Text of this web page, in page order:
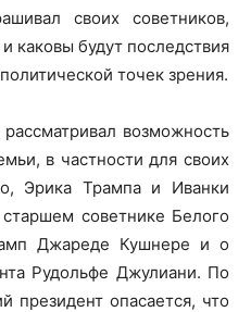
своих советников,
каковы будут последствия
точек зрения.
возможность
в частности для своих
Эрика Трампа и Иванки
советнике Белого
Джареде Кушнере и о
Рудольфе Джулиани. По
президент опасается, что